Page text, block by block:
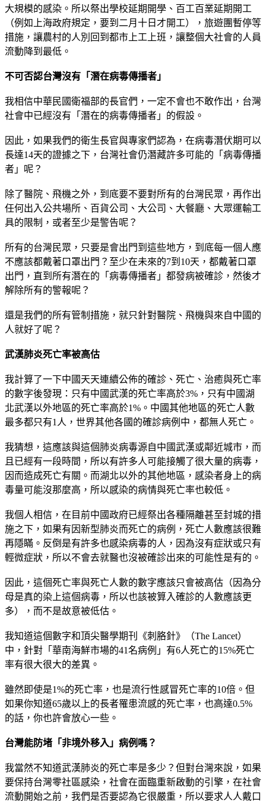
大規模的感染。所以祭出學校延期開學、百工百業延期開工
（例如上海政府規定，要到二月十日才開工），旅遊團暫停等
措施，讓農村的人別回到都市上工上班，讓整個大社會的人員
流動降到最低。
不可否認台灣沒有「潛在病毒傳播者」
我相信中華民國衛福部的長官們，一定不會也不敢作出，台灣
社會中已經沒有「潛在的病毒傳播者」的假設。
因此，如果我們的衛生長官與專家們認為，在病毒潛伏期可以
長達14天的證據之下，台灣社會仍潛藏許多可能的「病毒傳播
者」呢？
除了醫院、飛機之外，到底要不要對所有的台灣民眾，再作出
任何出入公共場所、百貨公司、大公司、大餐廳、大眾運輸工
具的限制，或者至少是警告呢？
所有的台灣民眾，只要是會出門到這些地方，到底每一個人應
不應該都戴著口罩出門？至少在未來的7到10天，都戴著口罩
出門，直到所有潛在的「病毒傳播者」都發病被確診，然後才
解除所有的警報呢？
還是我們的所有管制措施，就只針對醫院、飛機與來自中國的
人就好了呢？
武漢肺炎死亡率被高估
我計算了一下中國天天連續公佈的確診、死亡、治癒與死亡率
的數字後發現：只有中國武漢的死亡率高於3%，只有中國湖
北武漢以外地區的死亡率高於1%。中國其他地區的死亡人數
最多都只有1人，世界其他各國的確診病例中，都無人死亡。
我猜想，這應該與這個肺炎病毒源自中國武漢或鄰近城市，而
且已經有一段時間，所以有許多人可能接觸了很大量的病毒，
因而造成死亡有關。而湖北以外的其他地區，感染者身上的病
毒量可能沒那麼高，所以感染的病情與死亡率也較低。
我個人相信，在目前中國政府已經祭出各種隔離甚至封城的措
施之下，如果有因新型肺炎而死亡的病例，死亡人數應該很難
再隱瞞。反倒是有許多也感染病毒的人，因為沒有症狀或只有
輕微症狀，所以不會去就醫也沒被確診出來的可能性是有的。
因此，這個死亡率與死亡人數的數字應該只會被高估（因為分
母是真的染上這個病毒，所以也該被算入確診的人數應該更
多），而不是故意被低估。
我知道這個數字和頂尖醫學期刊《刺胳針》（The Lancet）
中，針對「華南海鮮市場的41名病例」有6人死亡的15%死亡
率有很大很大的差異。
雖然即使是1%的死亡率，也是流行性感冒死亡率的10倍。但
如果你知道65歲以上的長者罹患流感的死亡率，也高達0.5%
的話，你也許會放心一些。
台灣能防堵「非境外移入」病例嗎？
我當然不知道武漢肺炎的死亡率是多少？但對台灣來說，如果
要保持台灣零社區感染，社會在面臨重新啟動的引擎，在社會
流動開始之前，我們是否要認為它很嚴重，所以要求人人戴口